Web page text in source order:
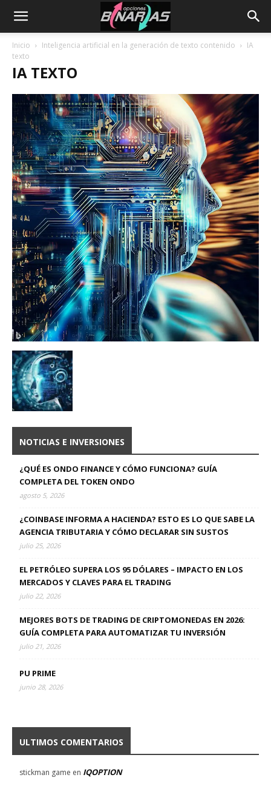
Inicio Inteligencia artificial en la generación de texto contenido
IA
texto
IA TEXTO
NOTICIAS E INVERSIONES
¿QUÉ ES ONDO FINANCE Y CÓMO FUNCIONA? GUÍA
COMPLETA DEL TOKEN ONDO
agosto 5, 2026
¿COINBASE INFORMA A HACIENDA? ESTO ES LO QUE SABE LA
AGENCIA TRIBUTARIA Y CÓMO DECLARAR SIN SUSTOS
julio 25, 2026
EL PETRÓLEO SUPERA LOS 95 DÓLARES – IMPACTO EN LOS
MERCADOS Y CLAVES PARA EL TRADING
julio 22, 2026
MEJORES BOTS DE TRADING DE CRIPTOMONEDAS EN 2026:
GUÍA COMPLETA PARA AUTOMATIZAR TU INVERSIÓN
julio 21, 2026
PU PRIME
junio 28, 2026
ULTIMOS COMENTARIOS
stickman game en IQOPTION